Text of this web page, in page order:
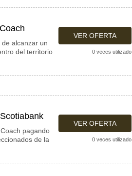
alcanzar un
del territorio
VER OFERTA
0 veces utilizado
pagando
de la
VER OFERTA
0 veces utilizado